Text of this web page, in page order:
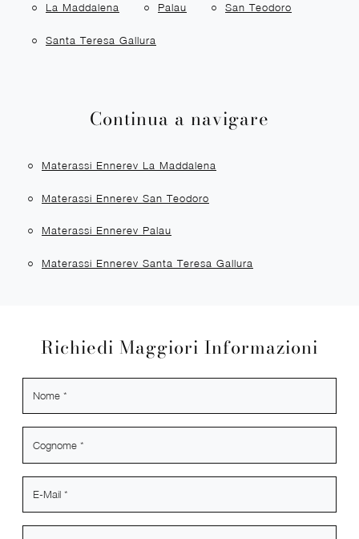
La Maddalena Palau San Teodoro
Santa Teresa Gallura
Continua a navigare
Materassi Ennerev La Maddalena
Materassi Ennerev San Teodoro
Materassi Ennerev Palau
Materassi Ennerev Santa Teresa Gallura
Richiedi Maggiori Informazioni